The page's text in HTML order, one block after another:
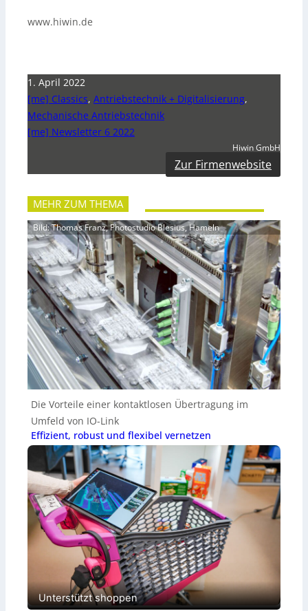
www.hiwin.de
1. April 2022
[me] Classics, Antriebstechnik + Digitalisierung,
Mechanische Antriebstechnik
[me] Newsletter 6 2022
Hiwin GmbH
Zur Firmenwebsite
MEHR ZUM THEMA
Bild: Thomas Franz, Photostudio Blesius, Hameln
Die Vorteile einer kontaktlosen Übertragung im
Umfeld von IO-Link
Effizient, robust und flexibel vernetzen
Unterstützt shoppen